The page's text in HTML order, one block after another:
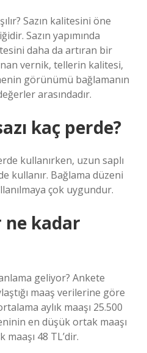
Sazın kalitesini öne
Sazın yapımında
daha da artıran bir
vernik, tellerin kalitesi,
görünümü bağlamanın
arasındadır.
kaç perde?
kullanırken, uzun saplı
kullanır. Bağlama düzeni
çok uygundur.
ne kadar
geliyor? Ankete
maaş verilerine göre
aylık maaşı 25.500
en düşük ortak maaşı
48 TL’dir.